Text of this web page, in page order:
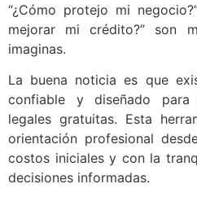
“¿Cómo protejo mi
mejorar mi crédito?” son
imaginas.
La buena noticia es que
confiable y diseñado para
legales gratuitas. Esta
orientación profesional
costos iniciales y con la
decisiones informadas.